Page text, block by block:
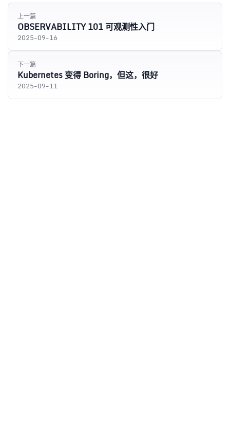
上一篇
OBSERVABILITY 101 可观测性入门
2025-09-16
下一篇
Kubernetes 变得 Boring，但这，很好
2025-09-11